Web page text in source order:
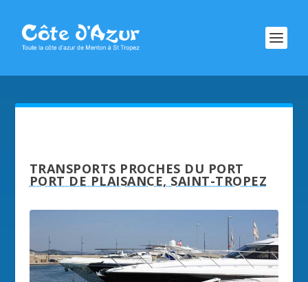
TRANSPORTS PROCHES DU PORT
PORT DE PLAISANCE, SAINT-TROPEZ